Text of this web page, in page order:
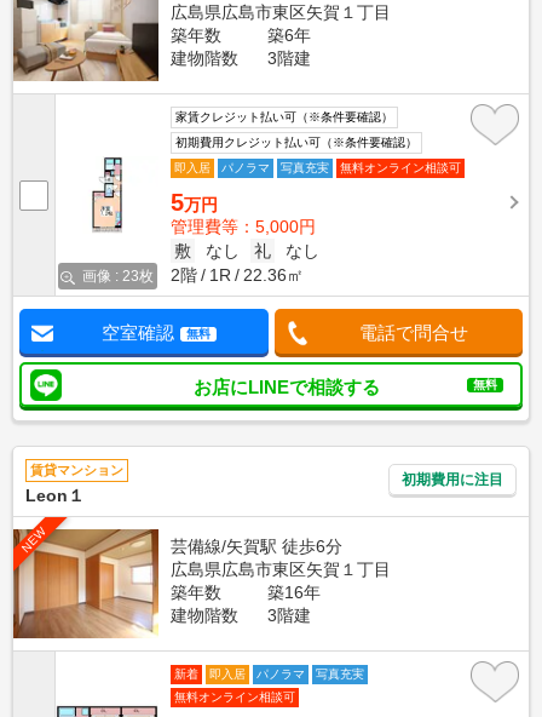
広島県広島市東区矢賀１丁目
築年数
築6年
建物階数
3階建
画像 : 23枚
家賃クレジット払い可（※条件要確認）
初期費用クレジット払い可（※条件要確認）
即入居
パノラマ 写真充実 無料オンライン相談可
5万円
管理費等：5,000円
敷
なし 礼
なし
2階
1R 22.36㎡
空室確認 無料 電話で問合せ
お店にLINEで相談する 無料
賃貸マンション
Leon１
初期費用に注目
NEW
芸備線/矢賀駅 徒歩6分
広島県広島市東区矢賀１丁目
築年数
築16年
建物階数
3階建
新着 即入居 パノラマ
写真充実
無料オンライン相談可